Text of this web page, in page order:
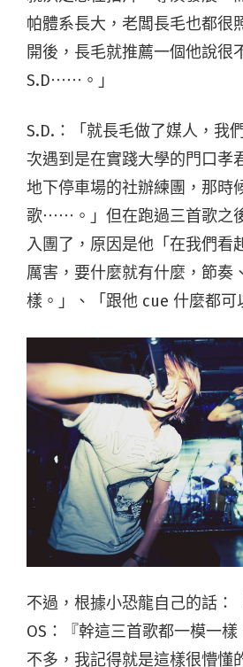
帕體系長大，老闆長毛也都很
開後，長毛就推薦一個他說很
S.D⋯⋯。」
S.D.：「就長毛做了媒人，我
次遇到是在實踐大學的門口孝
地下停車場的社辦練團，那時
歌⋯⋯。」但在跑過三首歌之
入團了，原因是他「在我們看
厲害，要什麼就有什麼，節奏
樣。」、「跟他 cue 什麼都可
不過，根據小恐龍自己的話
OS：『幹這三首歌都一模一
不多，我記得就是這樣很懵懂